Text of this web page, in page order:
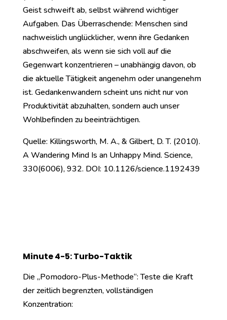
Geist schweift ab, selbst während wichtiger
Aufgaben. Das Überraschende: Menschen sind
nachweislich unglücklicher, wenn ihre Gedanken
abschweifen, als wenn sie sich voll auf die
Gegenwart konzentrieren – unabhängig davon, ob
die aktuelle Tätigkeit angenehm oder unangenehm
ist. Gedankenwandern scheint uns nicht nur von
Produktivität abzuhalten, sondern auch unser
Wohlbefinden zu beeinträchtigen.
Quelle: Killingsworth, M. A., & Gilbert, D. T. (2010).
A Wandering Mind Is an Unhappy Mind. Science,
330(6006), 932. DOI: 10.1126/science.1192439
Minute 4-5: Turbo-Taktik
Die „Pomodoro-Plus-Methode“: Teste die Kraft
der zeitlich begrenzten, vollständigen
Konzentration: